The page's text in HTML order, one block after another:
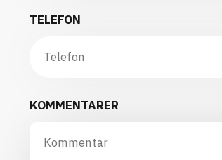
TELEFON
KOMMENTARER